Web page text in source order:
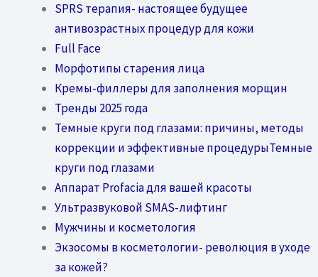
SPRS терапия- настоящее будущее
антивозрастных процедур для кожи
Full Face
Морфотипы старения лица
Кремы-филлеры для заполнения морщин
Тренды 2025 года
Темные круги под глазами: причины, методы
коррекции и эффективные процедурыТемные
круги под глазами
Аппарат Profacia для вашей красоты
Ультразвуковой SMAS-лифтинг
Мужчины и косметология
Экзосомы в косметологии- революция в уходе
за кожей?